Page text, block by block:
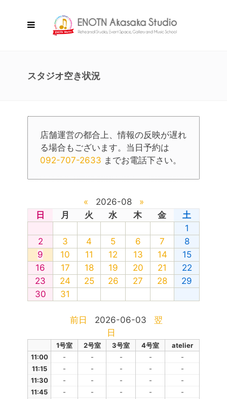
スタジオ空き状況
店舗運営の都合上、情報の反映が遅れ
る場合もございます。当日予約は
092-707-2633 までお電話下さい。
« 2026-08
»
日
月 火 水 木 金
土
1
2
3 4 5 6 7
8
9
10 11 12 13 14
15
16
17 18 19 20 21
22
23
24 25 26 27 28
29
30
31
前日 2026-06-03
翌
日
1号室 2号室 3号室 4号室
atelier
11:00
- - - -
-
11:15
- - - -
-
11:30
- - - -
-
11:45
- - - -
-